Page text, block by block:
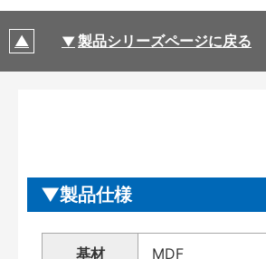
製品シリーズページに戻る
製品仕様
基材 MDF